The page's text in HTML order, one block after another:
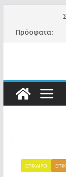
περιεχόμενο
Πρόσφατα:
ΕΠΙΚΑΙΡΟ